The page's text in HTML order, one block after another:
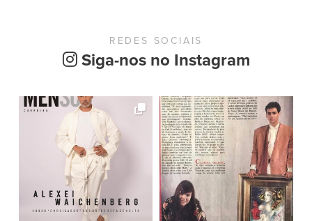
REDES SOCIAIS
Siga-nos no Instagram